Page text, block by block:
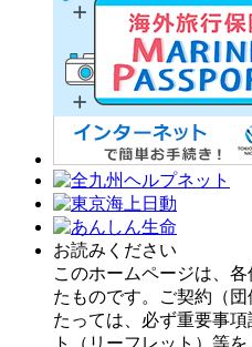
お読みください
このホームページは、
たものです。ご契約（
たっては、必ず重要事